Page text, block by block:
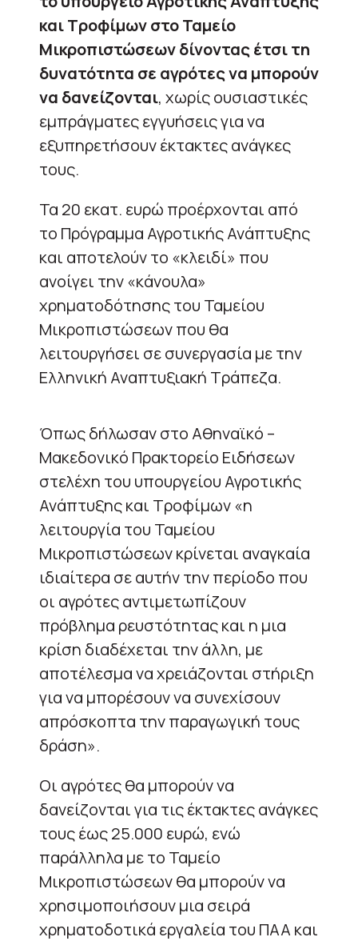
και Τροφίμων στο Ταμείο
Μικροπιστώσεωνδίνοντας έτσι τη
δυνατότητα σε αγρότες να μπορούν
να δανείζονται, χωρίς ουσιαστικές
εμπράγματες εγγυήσεις για να
εξυπηρετήσουν έκτακτες ανάγκες
τους.
Τα 20 εκατ. ευρώ προέρχονται από
το Πρόγραμμα Αγροτικής Ανάπτυξης
και αποτελούν το «κλειδί» που
ανοίγει την «κάνουλα»
χρηματοδότησης του Ταμείου
Μικροπιστώσεων που θα
λειτουργήσει σε συνεργασία με την
Ελληνική Αναπτυξιακή Τράπεζα.
Όπως δήλωσαν στο Αθηναϊκό –
Μακεδονικό Πρακτορείο Ειδήσεων
στελέχη του υπουργείου Αγροτικής
Ανάπτυξης και Τροφίμων «η
λειτουργία του Ταμείου
Μικροπιστώσεων κρίνεται αναγκαία
ιδιαίτερα σε αυτήν την περίοδο που
οι αγρότες αντιμετωπίζουν
πρόβλημα ρευστότητας και η μια
κρίση διαδέχεται την άλλη, με
αποτέλεσμα να χρειάζονται στήριξη
για να μπορέσουν να συνεχίσουν
απρόσκοπτα την παραγωγική τους
δράση».
Οι αγρότες θα μπορούν να
δανείζονται για τις έκτακτες ανάγκες
τους έως 25.000 ευρώ, ενώ
παράλληλα με το Ταμείο
Μικροπιστώσεων θα μπορούν να
χρησιμοποιήσουν μια σειρά
χρηματοδοτικά εργαλεία του ΠΑΑ και